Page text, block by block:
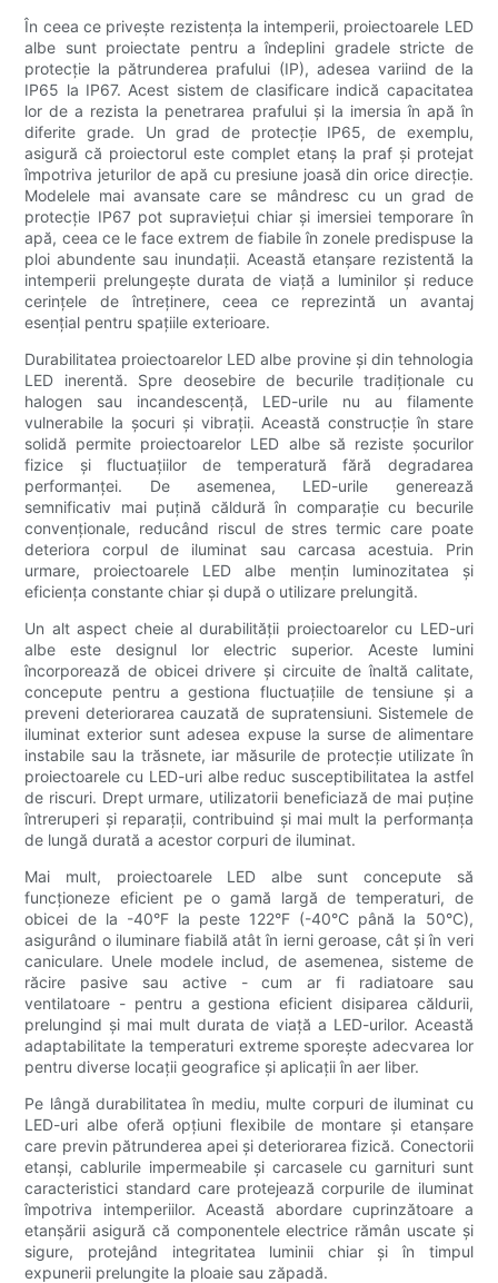
În ceea ce privește rezistența la intemperii, proiectoarele LED
albe sunt proiectate pentru a îndeplini gradele stricte de
protecție la pătrunderea prafului (IP), adesea variind de la
IP65 la IP67. Acest sistem de clasificare indică capacitatea
lor de a rezista la penetrarea prafului și la imersia în apă în
diferite grade. Un grad de protecție IP65, de exemplu,
asigură că proiectorul este complet etanș la praf și protejat
împotriva jeturilor de apă cu presiune joasă din orice direcție.
Modelele mai avansate care se mândresc cu un grad de
protecție IP67 pot supraviețui chiar și imersiei temporare în
apă, ceea ce le face extrem de fiabile în zonele predispuse la
ploi abundente sau inundații. Această etanșare rezistentă la
intemperii prelungește durata de viață a luminilor și reduce
cerințele de întreținere, ceea ce reprezintă un avantaj
esențial pentru spațiile exterioare.
Durabilitatea proiectoarelor LED albe provine și din tehnologia
LED inerentă. Spre deosebire de becurile tradiționale cu
halogen sau incandescență, LED-urile nu au filamente
vulnerabile la șocuri și vibrații. Această construcție în stare
solidă permite proiectoarelor LED albe să reziste șocurilor
fizice și fluctuațiilor de temperatură fără degradarea
performanței. De asemenea, LED-urile generează
semnificativ mai puțină căldură în comparație cu becurile
convenționale, reducând riscul de stres termic care poate
deteriora corpul de iluminat sau carcasa acestuia. Prin
urmare, proiectoarele LED albe mențin luminozitatea și
eficiența constante chiar și după o utilizare prelungită.
Un alt aspect cheie al durabilității proiectoarelor cu LED-uri
albe este designul lor electric superior. Aceste lumini
încorporează de obicei drivere și circuite de înaltă calitate,
concepute pentru a gestiona fluctuațiile de tensiune și a
preveni deteriorarea cauzată de supratensiuni. Sistemele de
iluminat exterior sunt adesea expuse la surse de alimentare
instabile sau la trăsnete, iar măsurile de protecție utilizate în
proiectoarele cu LED-uri albe reduc susceptibilitatea la astfel
de riscuri. Drept urmare, utilizatorii beneficiază de mai puține
întreruperi și reparații, contribuind și mai mult la performanța
de lungă durată a acestor corpuri de iluminat.
Mai mult, proiectoarele LED albe sunt concepute să
funcționeze eficient pe o gamă largă de temperaturi, de
obicei de la -40°F la peste 122°F (-40°C până la 50°C),
asigurând o iluminare fiabilă atât în ​​ierni geroase, cât și în veri
caniculare. Unele modele includ, de asemenea, sisteme de
răcire pasive sau active - cum ar fi radiatoare sau
ventilatoare - pentru a gestiona eficient disiparea căldurii,
prelungind și mai mult durata de viață a LED-urilor. Această
adaptabilitate la temperaturi extreme sporește adecvarea lor
pentru diverse locații geografice și aplicații în aer liber.
Pe lângă durabilitatea în mediu, multe corpuri de iluminat cu
LED-uri albe oferă opțiuni flexibile de montare și etanșare
care previn pătrunderea apei și deteriorarea fizică. Conectorii
etanși, cablurile impermeabile și carcasele cu garnituri sunt
caracteristici standard care protejează corpurile de iluminat
împotriva intemperiilor. Această abordare cuprinzătoare a
etanșării asigură că componentele electrice rămân uscate și
sigure, protejând integritatea luminii chiar și în timpul
expunerii prelungite la ploaie sau zăpadă.